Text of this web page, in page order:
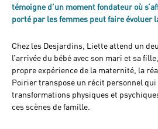
témoigne d’un moment fondateur où
porté par les femmes peut faire évoluer
Chez les Desjardins, Liette attend un
l’arrivée du bébé avec son mari et sa
propre expérience de la maternité, la
Poirier transpose un récit personnel qui
transformations physiques et
ces scènes de famille.